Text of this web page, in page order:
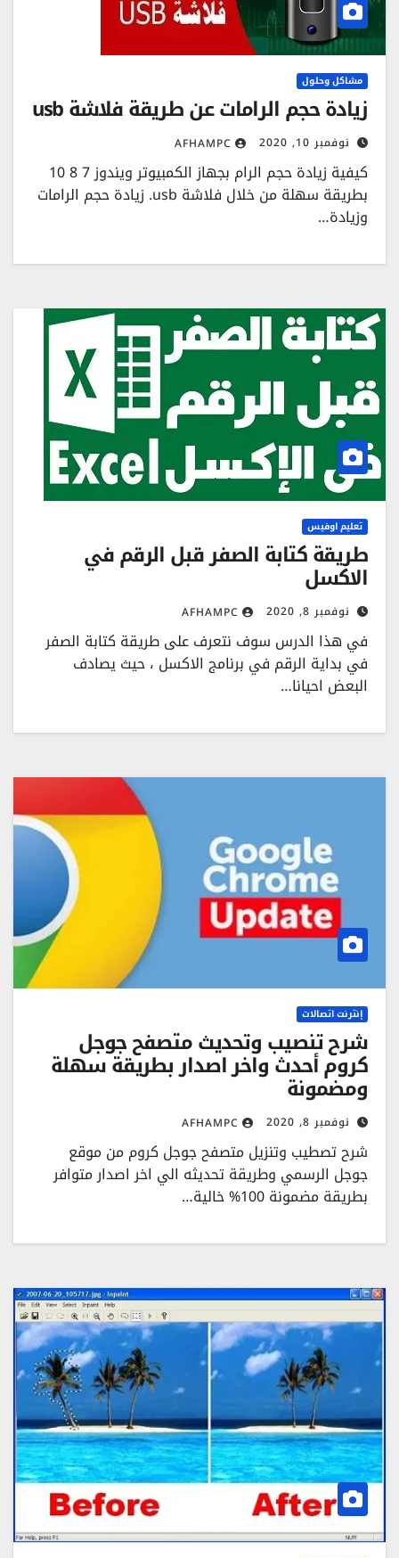
مشاكل وحلول
زيادة حجم الرامات عن طريقة فلاشة usb
نوفمبر 10, 2020 AFHAMPC
كيفية زيادة حجم الرام بجهاز الكمبيوتر ويندوز 7 8 10
بطريقة سهلة من خلال فلاشة usb. زيادة حجم الرامات
وزيادة…
تعليم اوفيس
طريقة كتابة الصفر قبل الرقم في
الاكسل
نوفمبر 8, 2020 AFHAMPC
في هذا الدرس سوف نتعرف على طريقة كتابة الصفر
في بداية الرقم في برنامج الاكسل ، حيث يصادف
البعض احيانا…
إنترنت اتصالات
شرح تنصيب وتحديث متصفح جوجل
كروم أحدث واخر اصدار بطريقة سهلة
ومضمونة
نوفمبر 8, 2020 AFHAMPC
شرح تصطيب وتنزيل متصفح جوجل كروم من موقع
جوجل الرسمي وطريقة تحديثه الي اخر اصدار متوافر
بطريقة مضمونة 100% خالية…